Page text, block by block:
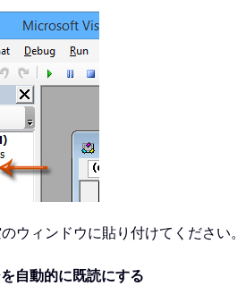
ウィンドウに貼り付けてください。
自動的に既読にする